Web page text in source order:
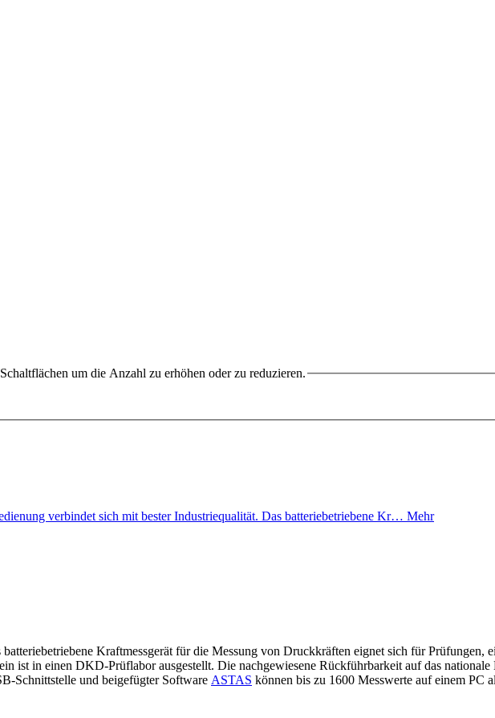
um die Anzahl zu erhöhen oder zu reduzieren.
verbindet sich mit bester Industriequalität. Das batteriebetriebene Kr… Mehr
Kraftmessgerät für die Messung von Druckkräften eignet sich für Prüfungen,
ist in einen DKD-Prüflabor ausgestellt. Die nachgewiesene Rückführbarkeit auf das
Schnittstelle und beigefügter Software ASTAS können bis zu 1600 Messwerte auf einem PC